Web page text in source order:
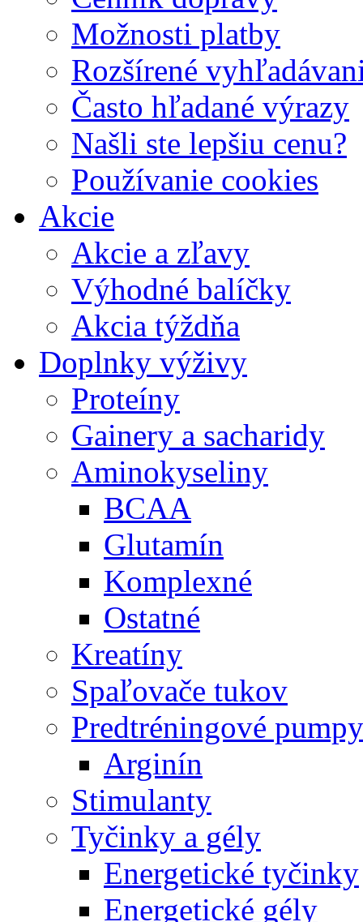
Možnosti platby
Rozšírené
Často hľadané výrazy
Našli ste lepšiu cenu?
Používanie cookies
Akcie
Akcie a zľavy
Výhodné balíčky
Akcia týždňa
Doplnky výživy
Proteíny
Gainery a sacharidy
Aminokyseliny
BCAA
Glutamín
Komplexné
Ostatné
Kreatíny
Spaľovače tukov
Predtréningové pumpy
Arginín
Stimulanty
Tyčinky a gély
Energetické tyčinky
Energetické gély